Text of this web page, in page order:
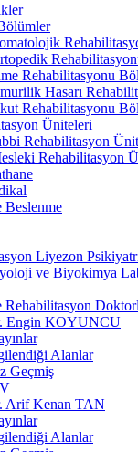
Rehabilitasyonu
Hasarı
Rehabilitasyonu
Üniteleri
Rehabilitasyon
Rehabilitasyon
Beslenme
Liyezon
ve Biyokimya
Rehabilitasyon
Engin KOYUNCU
Alanlar
Geçmiş
Arif Kenan TAN
Alanlar